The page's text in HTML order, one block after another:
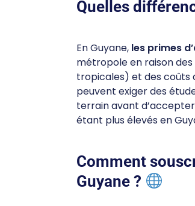
Quelles
En Guyane, les primes
métropole en raison
tropicales) et des coûts
peuvent exiger des
terrain avant
étant plus élevés en
Comment
Guyane ?